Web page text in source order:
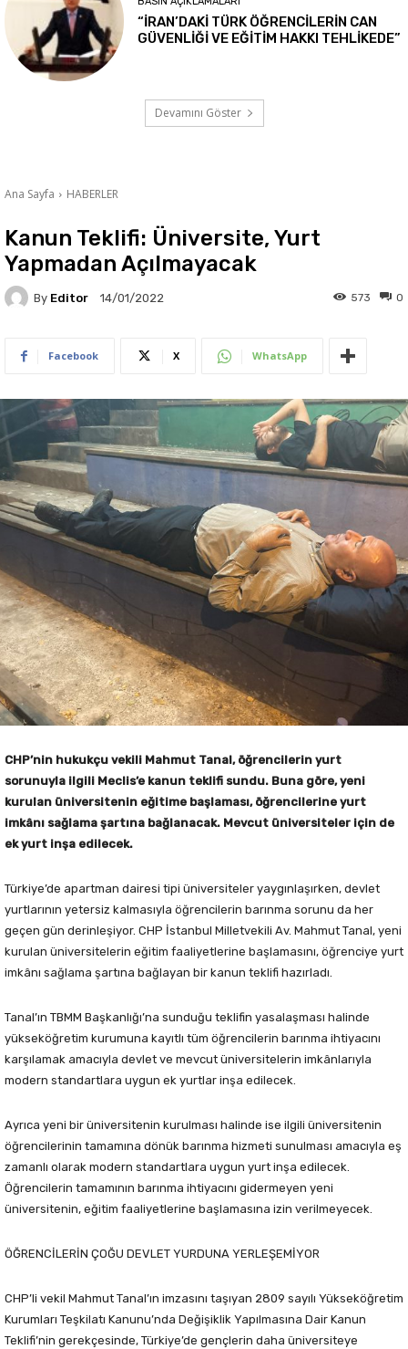
“İRAN’DAKİ TÜRK ÖĞRENCİLERİN CAN
GÜVENLİĞİ VE EĞİTİM HAKKI TEHLİKEDE”
Devamını Göster